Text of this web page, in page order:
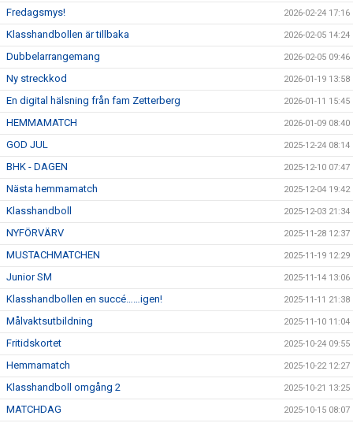
Fredagsmys! 2026-02-24 17:16
Klasshandbollen är tillbaka 2026-02-05 14:24
Dubbelarrangemang 2026-02-05 09:46
Ny streckkod 2026-01-19 13:58
En digital hälsning från fam Zetterberg 2026-01-11 15:45
HEMMAMATCH 2026-01-09 08:40
GOD JUL 2025-12-24 08:14
BHK - DAGEN 2025-12-10 07:47
Nästa hemmamatch 2025-12-04 19:42
Klasshandboll 2025-12-03 21:34
NYFÖRVÄRV 2025-11-28 12:37
MUSTACHMATCHEN 2025-11-19 12:29
Junior SM 2025-11-14 13:06
Klasshandbollen en succé……igen! 2025-11-11 21:38
Målvaktsutbildning 2025-11-10 11:04
Fritidskortet 2025-10-24 09:55
Hemmamatch 2025-10-22 12:27
Klasshandboll omgång 2 2025-10-21 13:25
MATCHDAG 2025-10-15 08:07